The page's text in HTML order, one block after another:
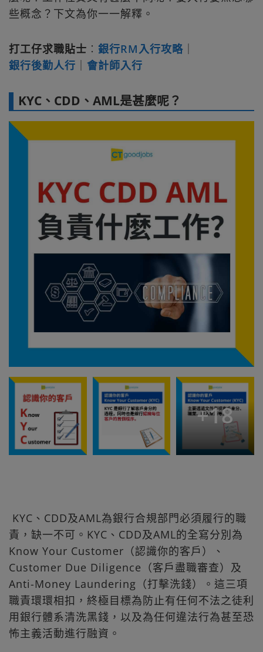
些概念？下文為你一一解釋。
打工仔求職貼士 ︰ 銀行RM入行攻略
銀行後勤人行
會計師入行
KYC、CDD、AML是甚麼呢？
+18
KYC、CDD及AML為銀行合規部門必須履行的職
責，缺一不可。KYC、CDD及AML的全寫分別為
Know Your Customer（認識你的客戶）、
Customer Due Diligence（客戶盡職審查）及
Anti-Money Laundering（打擊洗錢）。這三項
職責環環相扣，終極目標為防止有任何不法之徒利
用銀行體系清洗黑錢，以及為任何違法行為甚至恐
怖主義活動進行融資。